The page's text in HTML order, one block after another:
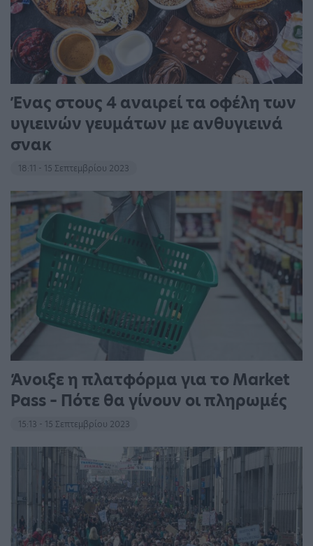
Ένας στους 4 αναιρεί τα οφέλη των
υγιεινών γευμάτων με ανθυγιεινά
σνακ
18:11 - 15 Σεπτεμβρίου 2023
Άνοιξε η πλατφόρμα για το Market
Pass – Πότε θα γίνουν οι πληρωμές
15:13 - 15 Σεπτεμβρίου 2023